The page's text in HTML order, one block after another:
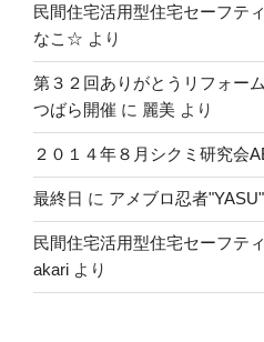
民間住宅活用型住宅セーフテ
なこ☆ より
第３２回ありがとうリフォー
つばら開催 に 麗美 より
２０１４年８月シクミ研究会
最終日 に アメブロ忍者"YASU"
民間住宅活用型住宅セーフテ
akari より